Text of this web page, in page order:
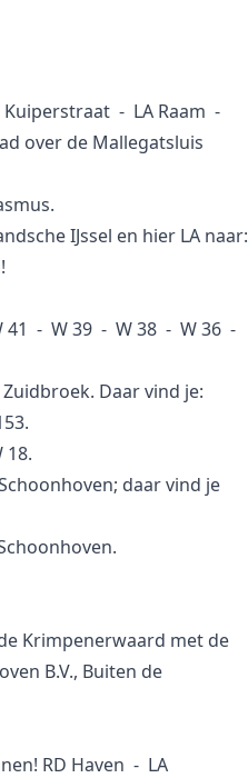
Kuiperstraat - LA Raam -
over de Mallegatsluis
IJssel en hier LA naar:
- W 39 - W 38 - W 36 -
Daar vind je:
daar vind je
Krimpenerwaard met de
B.V., Buiten de
RD Haven - LA